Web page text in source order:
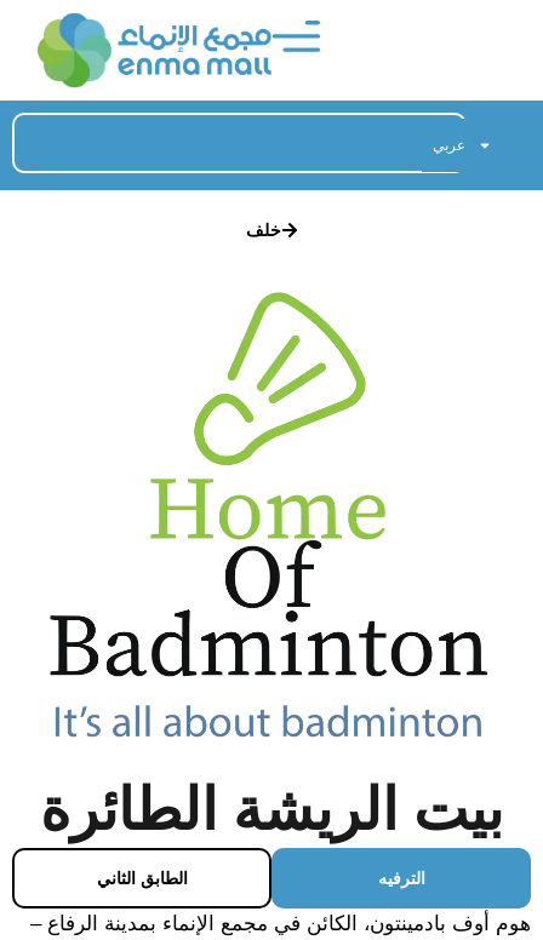
عربي
خلف
بيت الريشة الطائرة
الطابق الثاني الترفيه
هوم أوف بادمينتون، الكائن في مجمع الإنماء بمدينة الرفاع –